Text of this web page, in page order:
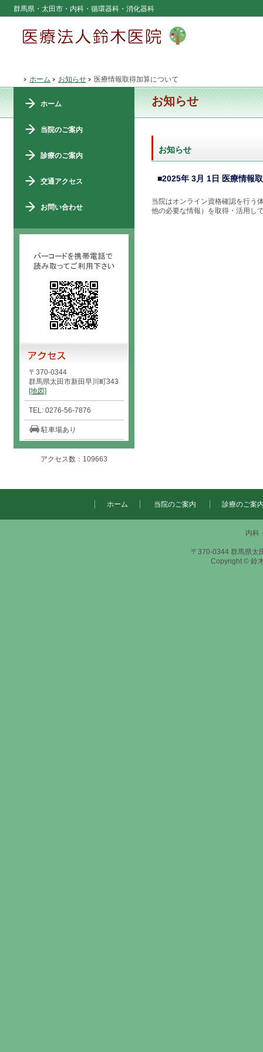
群馬県・太田市・内科・循環器科・消化器科
ホーム お知らせ 医療情報取得加算について
お知らせ
お知らせ
■2025年 3月 1日 医療情報
当院はオンライン資格確認を行う
他の必要な情報）を取得・活用し
ホーム
当院のご案内
診療のご案内
交通アクセス
お問い合わせ
〒370-0344
群馬県太田市新田早川町343
[地図]
TEL: 0276-56-7876
駐車場あり
アクセス数：109663
ホーム 当院のご案内 診療のご案
内科
〒370-0344 群馬県太
Copyright © 鈴